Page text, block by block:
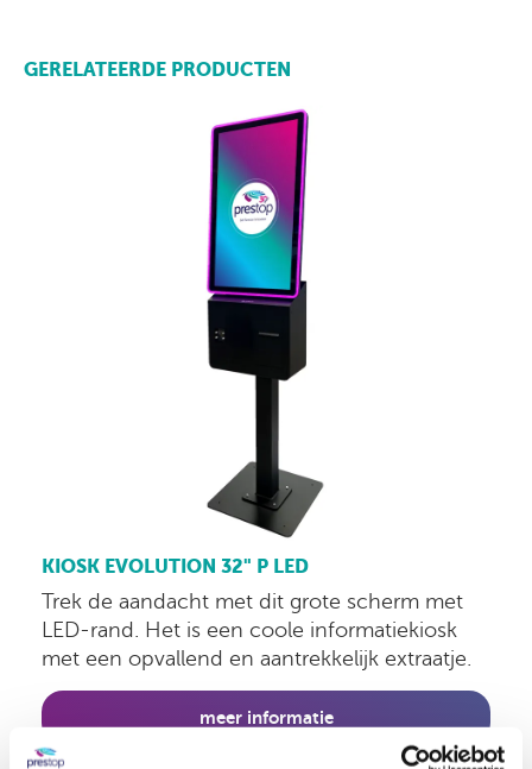
GERELATEERDE PRODUCTEN
KIOSK EVOLUTION 32" P LED
Trek de aandacht met dit grote scherm met
LED-rand. Het is een coole informatiekiosk
met een opvallend en aantrekkelijk extraatje.
meer informatie